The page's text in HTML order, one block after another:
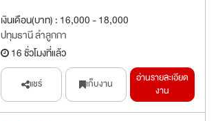
เงินเดือน(บาท) : 16,000 - 18,000
ปทุมธานี ลำลูกกา
16 ชั่วโมงที่แล้ว
แชร์ เก็บงาน
อ่านรายละเอียด
งาน